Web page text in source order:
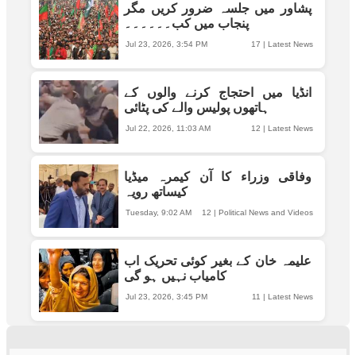
پشاور میں جلسہ ضرور کریں مگر
پنجاب میں کب۔۔۔۔۔۔
17 | Latest News
Jul 23, 2026, 3:54 PM
انڈیا میں احتجاج کرنے والوں کے
ہاتھوں پولیس والے کی پٹائی
12 | Latest News
Jul 22, 2026, 11:03 AM
وفاقی وزراء کا آن کیمرہ میڈیا
کیساتھ رویہ
12 | Political News and Videos
Tuesday, 9:02 AM
علیمہ خان کے بغیر کوئی تحریک اب
کامیاب نہیں ہو گی
11 | Latest News
Jul 23, 2026, 3:45 PM